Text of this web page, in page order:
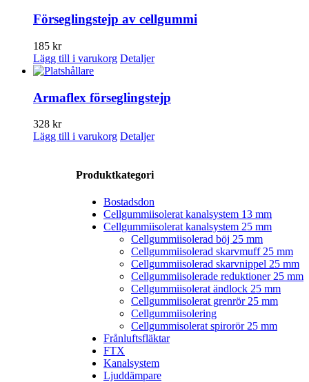
Förseglingstejp av cellgummi
185 kr
Lägg till i varukorg Detaljer
Armaflex förseglingstejp
328 kr
Lägg till i varukorg Detaljer
Produktkategori
Bostadsdon
Cellgummiisolerat kanalsystem 13 mm
Cellgummiisolerat kanalsystem 25 mm
Cellgummiisolerad böj 25 mm
Cellgummiisolerad skarvmuff 25 mm
Cellgummiisolerad skarvnippel 25 mm
Cellgummiisolerade reduktioner 25 mm
Cellgummiisolerat ändlock 25 mm
Cellgummiisolerat grenrör 25 mm
Cellgummiisolering
Cellgummisolerat spirorör 25 mm
Frånluftsfläktar
FTX
Kanalsystem
Ljuddämpare